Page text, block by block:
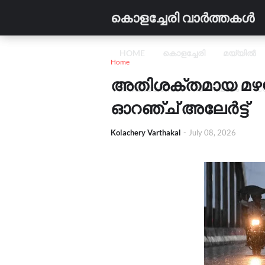
കൊളച്ചേരി വാർത്തകൾ
HOME കൊളച്ചേരി മയ്യിൽ
വിദ്യാഭ്യാസം വാണിജ്യം
Home
അതിശക്തമായ
ഓറഞ്ച് അലേർട്ട്
Kolachery Varthakal - July 08, 2026